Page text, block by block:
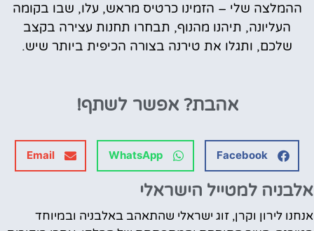
ההמלצה שלי – הזמינו כרטיס מראש, עלו, שבו בקומה
העליונה, תיהנו מהנוף, תבחרו תחנות עצירה בקצב
שלכם, ותגלו את טירנה בצורה הכיפית ביותר שיש.
אהבת? אפשר לשתף!
Facebook
WhatsApp
Email
אלבניה למטייל הישראלי
אנחנו לירון וקרן, זוג ישראלי שהתאהב באלבניה ובמיוחד